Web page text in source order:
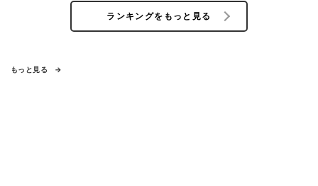
ランキングをもっと見る
もっと見る